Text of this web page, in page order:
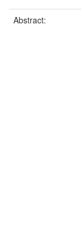
Abstract: